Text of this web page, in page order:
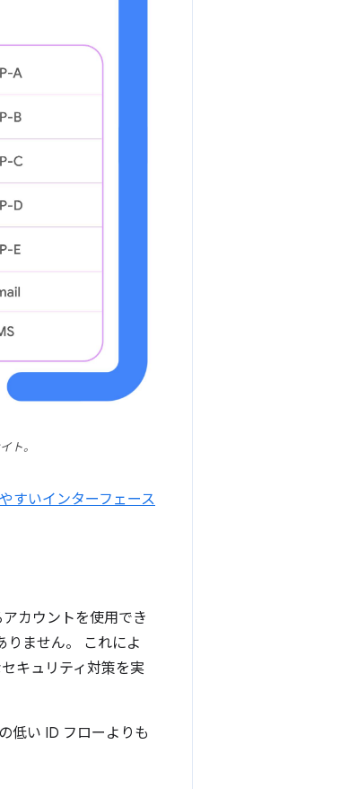
ト。
すいインターフェース
カウントを使用でき
りません。 これによ
キュリティ対策を実
低い ID フローよりも